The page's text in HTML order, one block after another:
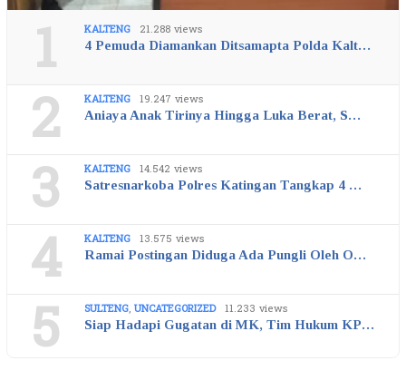
1 KALTENG 21.288 views
4 Pemuda Diamankan Ditsamapta Polda Kalt…
2 KALTENG 19.247 views
Aniaya Anak Tirinya Hingga Luka Berat, S…
3 KALTENG 14.542 views
Satresnarkoba Polres Katingan Tangkap 4 …
4 KALTENG 13.575 views
Ramai Postingan Diduga Ada Pungli Oleh O…
5 SULTENG, UNCATEGORIZED 11.233 views
Siap Hadapi Gugatan di MK, Tim Hukum KP…